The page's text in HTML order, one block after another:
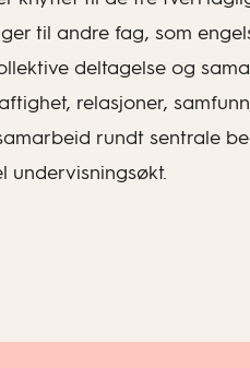
til andre fag, som
deltagelse og
relasjoner,
rundt sentrale
undervisningsøkt.